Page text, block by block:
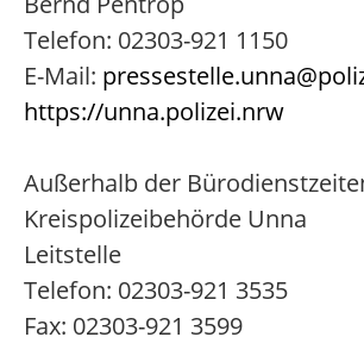
Telefon: 02303-921 1150
E-Mail:
https://unna.polizei.nrw
Außerhalb der
Kreispolizeibehörde Unna
Leitstelle
Telefon: 02303-921 3535
Fax: 02303-921 3599